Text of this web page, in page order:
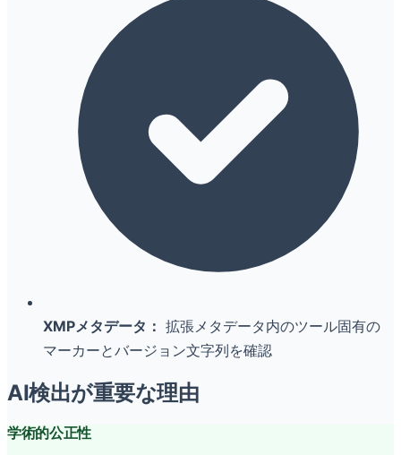
XMPメタデータ： 拡張メタデータ内のツール固有の
マーカーとバージョン文字列を確認
AI検出が重要な理由
学術的公正性